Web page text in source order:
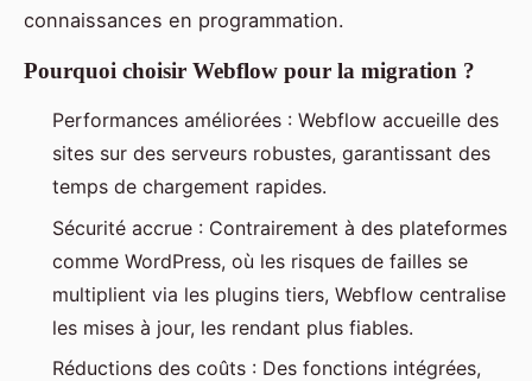
connaissances en programmation.
Pourquoi choisir Webflow pour la migration ?
Performances améliorées : Webflow accueille des
sites sur des serveurs robustes, garantissant des
temps de chargement rapides.
Sécurité accrue : Contrairement à des plateformes
comme WordPress, où les risques de failles se
multiplient via les plugins tiers, Webflow centralise
les mises à jour, les rendant plus fiables.
Réductions des coûts : Des fonctions intégrées,